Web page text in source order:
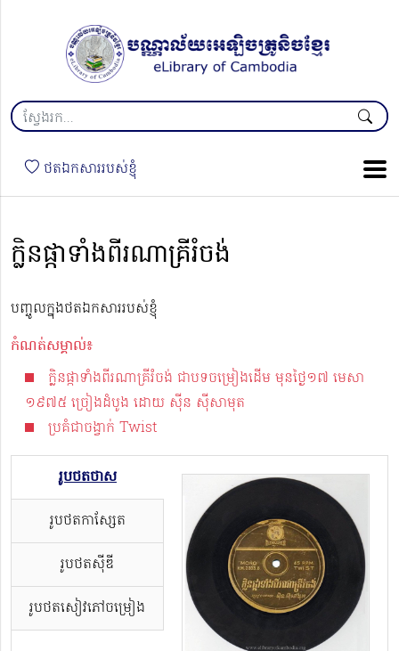
ថតឯកសាររបស់ខ្ញុំ
ក្លិនផ្កាទាំងពីរណាគ្រីរំចង់
បញ្ចូលក្នុងថតឯកសាររបស់ខ្ញុំ
កំណត់សម្គាល់៖
ក្លិនផ្កាទាំងពីរណាគ្រីរំចង់ ជាបទចម្រៀងដើម មុនថ្ងៃ១៧ មេសា
១៩៧៥ ច្រៀងដំបូង ដោយ សុីន សុីសាមុត
ប្រគំជាចង្វាក់ Twist
រូបថតថាស
រូបថតកាសែ្សត
រូបថតស៊ីឌី
រូបថតសៀវភៅចម្រៀង